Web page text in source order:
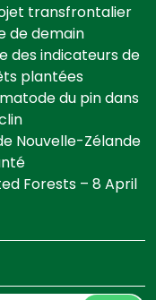
transfrontalier
de demain
des indicateurs de
plantées
du pin dans
Nouvelle-Zélande
Forests – 8 April